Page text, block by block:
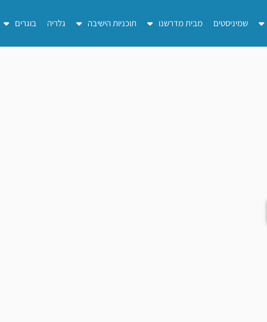
שמיניסטים מבית מדרשנו תוכניות הישיבה גלריה בוגרים